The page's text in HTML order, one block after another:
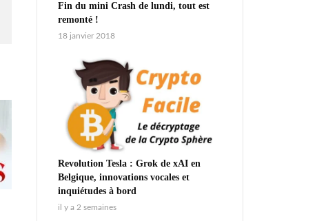
Fin du mini Crash de lundi, tout est
remonté !
18 janvier 2018
Revolution Tesla : Grok de xAI en
Belgique, innovations vocales et
inquiétudes à bord
il y a 2 semaines